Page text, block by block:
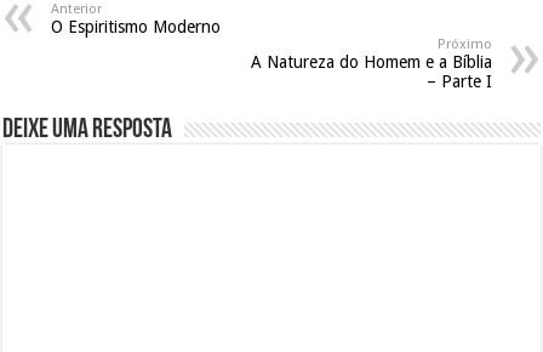
Anterior
O Espiritismo Moderno
Próximo
A Natureza do Homem e a Bíblia
– Parte I
Deixe uma resposta